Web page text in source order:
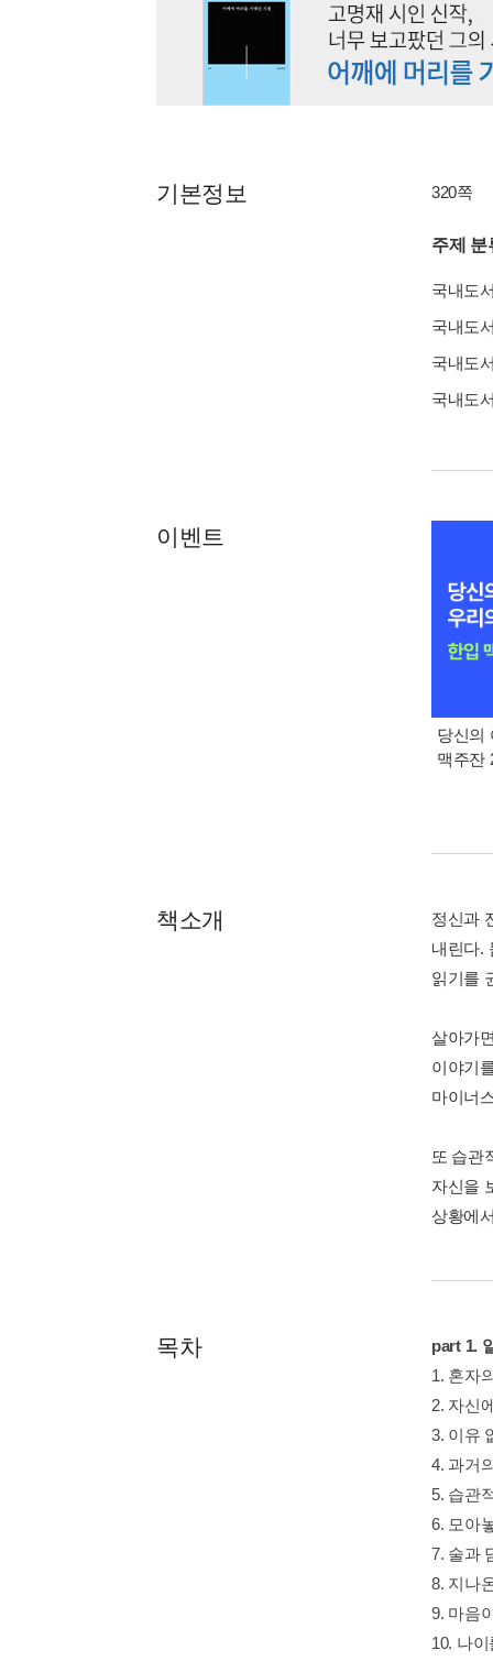
기본정보 320쪽
주제 분
국내도
국내도
국내도
국내도
이벤트
당신의
맥주잔
책소개
정신과
내린다.
읽기를
살아가
이야기
마이너
또 습관
자신을
상황에
목차
part 1.
1. 혼자
2. 자신
3. 이유
4. 과거
5. 습관
6. 모아
7. 술과
8. 지나
9. 마음
10. 나